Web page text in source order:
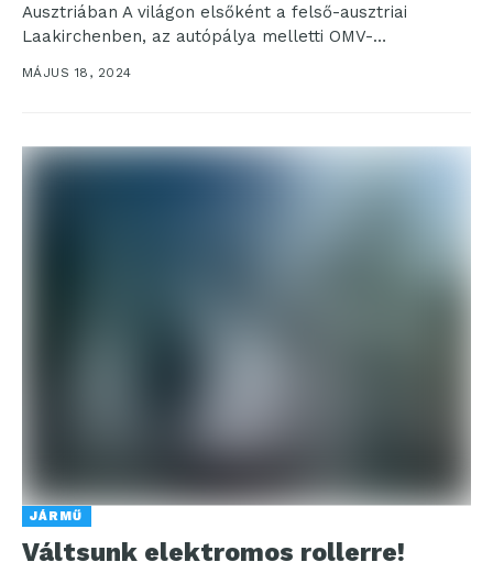
Ausztriában A világon elsőként a felső-ausztriai
Laakirchenben, az autópálya melletti OMV-
töltőállómáson helyezték mindennapos üzembe a
Siemens e-kamionok...
MÁJUS 18, 2024
JÁRMŰ
Váltsunk elektromos rollerre!